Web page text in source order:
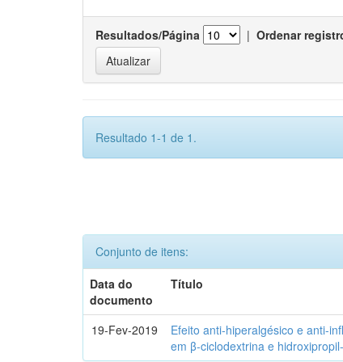
Resultados/Página | Ordenar
Resultado 1-1 de 1.
Conjunto de itens:
Data do
documento
Título
19-Fev-2019
Efeito anti-hiperalgésico e anti-
em β-ciclodextrina e